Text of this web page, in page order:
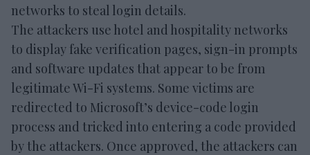
networks to steal login details.
The attackers use hotel and hospitality networks
to display fake verification pages, sign-in prompts
and software updates that appear to be from
legitimate Wi-Fi systems. Some victims are
redirected to Microsoft’s device-code login
process and tricked into entering a code provided
by the attackers. Once approved, the attackers can